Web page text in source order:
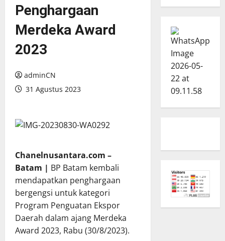
Penghargaan
Merdeka Award
2023
adminCN
31 Agustus 2023
Chanelnusantara.com –
Batam | BP Batam kembali
mendapatkan penghargaan
bergengsi untuk kategori
Program Penguatan Ekspor
Daerah dalam ajang Merdeka
Award 2023, Rabu (30/8/2023).